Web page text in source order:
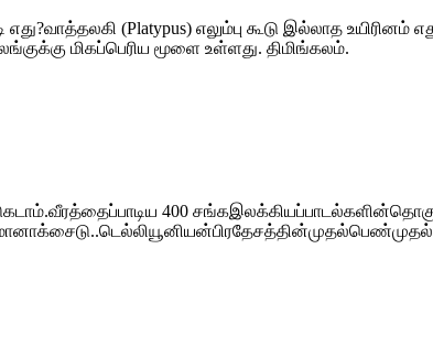
(Platypus) எலும்பு கூடு இல்லாத
மிகப்பெரிய மூளை உள்ளது. திமிங்கலம்.
400